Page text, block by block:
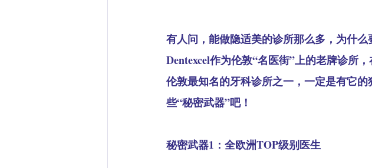
有人问，能做隐适美的诊所那么多，为什
Dentexcel作为伦敦“名医街”上的老牌诊所
伦敦最知名的牙科诊所之一，一定是有它
些“秘密武器”吧！
秘密武器1：全欧洲TOP级别医生